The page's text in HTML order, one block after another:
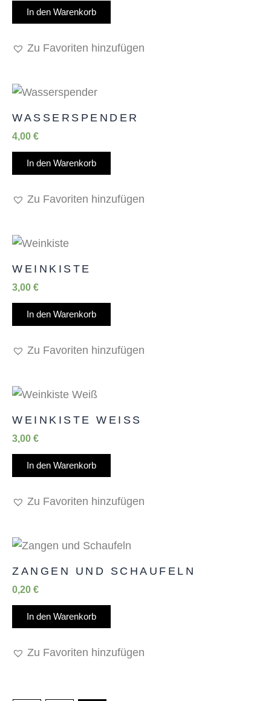
In den Warenkorb
Zu Favoriten hinzufügen
WASSERSPENDER
4,00 €
In den Warenkorb
Zu Favoriten hinzufügen
WEINKISTE
3,00 €
In den Warenkorb
Zu Favoriten hinzufügen
WEINKISTE WEISS
3,00 €
In den Warenkorb
Zu Favoriten hinzufügen
ZANGEN UND SCHAUFELN
0,20 €
In den Warenkorb
Zu Favoriten hinzufügen